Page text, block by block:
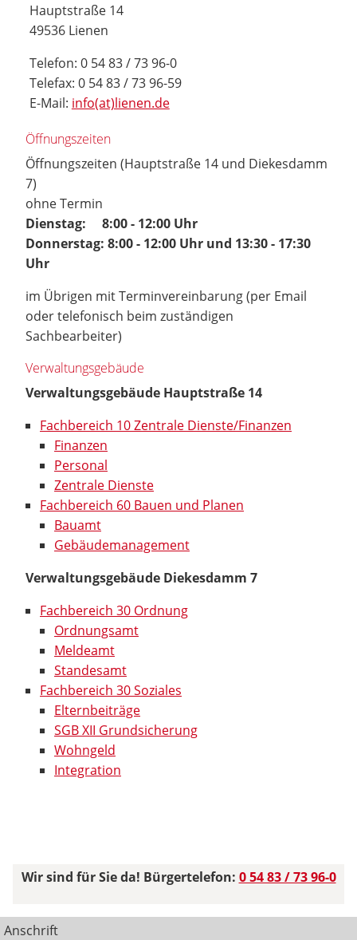
Hauptstraße 14
49536 Lienen
Telefon: 0 54 83 / 73 96-0
Telefax: 0 54 83 / 73 96-59
E-Mail: info(at)lienen.de
Öffnungszeiten
Öffnungszeiten (Hauptstraße 14 und Diekesdamm
7)
ohne Termin
Dienstag: 8:00 - 12:00 Uhr
Donnerstag: 8:00 - 12:00 Uhr und 13:30 - 17:30
Uhr
im Übrigen mit Terminvereinbarung (per Email
oder telefonisch beim zuständigen
Sachbearbeiter)
Verwaltungsgebäude
Verwaltungsgebäude Hauptstraße 14
Fachbereich 10 Zentrale Dienste/Finanzen
Finanzen
Personal
Zentrale Dienste
Fachbereich 60 Bauen und Planen
Bauamt
Gebäudemanagement
Verwaltungsgebäude Diekesdamm 7
Fachbereich 30 Ordnung
Ordnungsamt
Meldeamt
Standesamt
Fachbereich 30 Soziales
Elternbeiträge
SGB XII Grundsicherung
Wohngeld
Integration
Wir sind für Sie da! Bürgertelefon: 0 54 83 / 73 96-0
Anschrift